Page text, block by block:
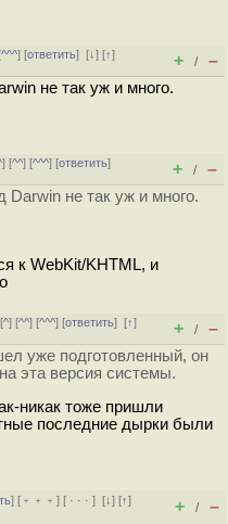
^^^] [ответить][↓] [↑]
+ / –
не так уж и много.
] [^^] [^^^] [ответить]
+ / –
не так уж и много.
к WebKit/KHTML, и
^] [^^] [^^^] [ответить][↑]
+ / –
уже подготовленный, он
эта версия системы.
никак тоже пришли
последние дырки были
] [ ﹢﹢﹢] [ · · ·][↓] [↑]
+ / –